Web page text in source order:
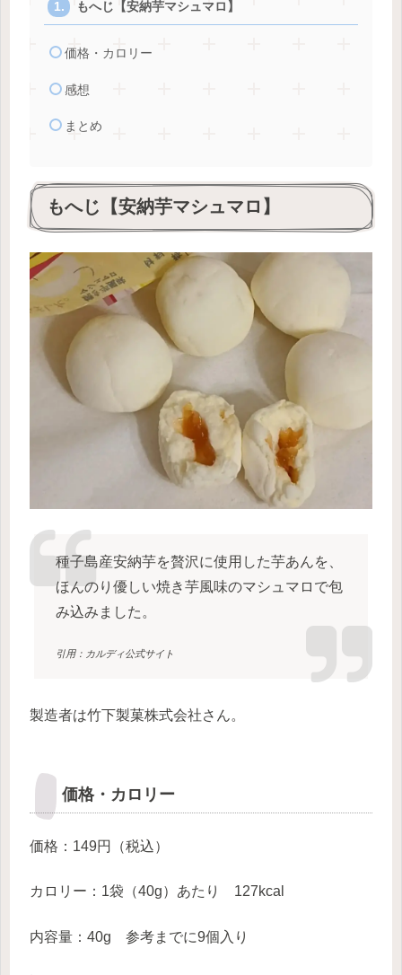
もへじ【安納芋マシュマロ】
価格・カロリー
感想
まとめ
もへじ【安納芋マシュマロ】
種子島産安納芋を贅沢に使用した芋あんを、
ほんのり優しい焼き芋風味のマシュマロで包
み込みました。
引用：カルディ公式サイト
製造者は竹下製菓株式会社さん。
価格・カロリー
価格：149円（税込）
カロリー：1袋（40g）あたり 127kcal
内容量：40g 参考までに9個入り